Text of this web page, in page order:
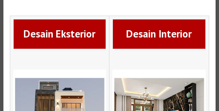
Desain Eksterior Desain Interior